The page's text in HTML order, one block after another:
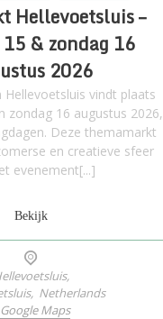
Hellevoetsluis –
& zondag 16
2026
Hellevoetsluis vindt plaats
zondag 16 augustus 2026,
Deze themamarkt
en creatieve sfeer
evenement[...]
Bekijk
, Netherlands
Google Maps